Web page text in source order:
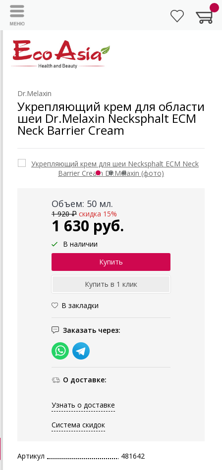
Dr.Melaxin
Укрепляющий крем для области
шеи Dr.Melaxin Necksphalt ECM
Neck Barrier Cream
Объем: 50 мл.
1 630 руб.
1 920 ₽ скидка 15%
В наличии
В закладки
Заказать через:
О доставке:
Узнать о доставке
Система скидок
Артикул 481642